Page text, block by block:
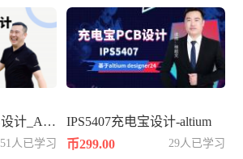
反激开关电源PCB设计_AD25
51人已学习
IPS5407充电宝设计-altium
币299.00
29人已学习